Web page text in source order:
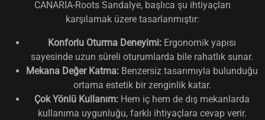
CANARIA-Roots Sandalye, başlıca şu ihtiyaçları
karşılamak üzere tasarlanmıştır:
Konforlu Oturma Deneyimi: Ergonomik yapısı
sayesinde uzun süreli oturumlarda bile rahatlık sunar.
Mekana Değer Katma: Benzersiz tasarımıyla bulunduğu
ortama estetik bir zenginlik katar.
Çok Yönlü Kullanım: Hem iç hem de dış mekanlarda
kullanıma uygunluğu, farklı ihtiyaçlara cevap verir.